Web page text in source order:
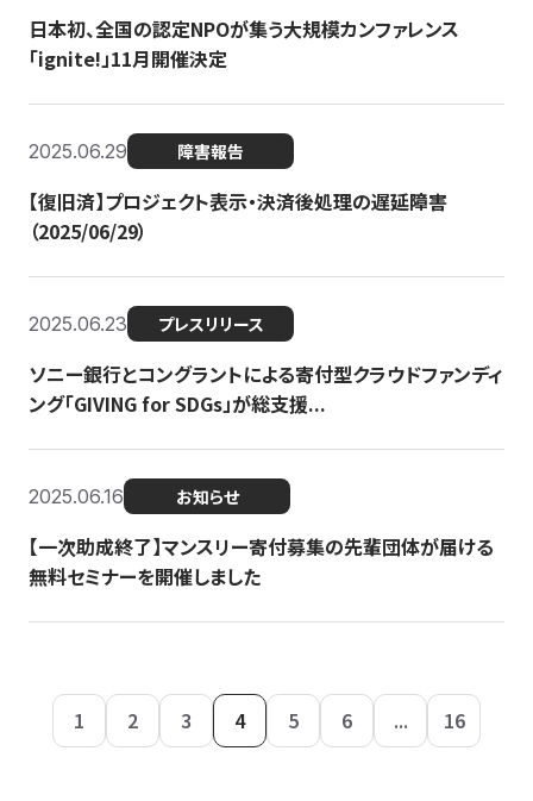
日本初、全国の認定NPOが集う大規模カンファレンス
「ignite!」11月開催決定
2025.06.29 障害報告
【復旧済】プロジェクト表示・決済後処理の遅延障害
（2025/06/29）
2025.06.23 プレスリリース
ソニー銀行とコングラントによる寄付型クラウドファンディ
ング「GIVING for SDGs」が総支援...
2025.06.16 お知らせ
【一次助成終了】マンスリー寄付募集の先輩団体が届ける
無料セミナーを開催しました
1 2 3 4 5 6 ... 16